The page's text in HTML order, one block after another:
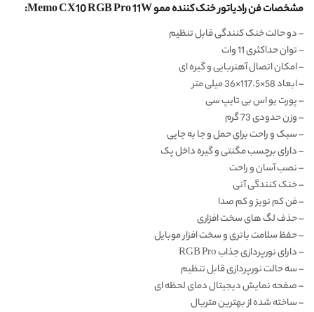
مشخصات فن رادیاتور خنک کننده ممو Memo CX10 RGB Pro 11W:
– دو حالت خنک کنندگی قابل تنظیم
– توان حداکثری 11 وات
– امکان اتصال آهنربایی و گیره ای
– ابعاد 58×117.5×36 میلی متر
– پورت یو اس بی تایپ سی
– وزن حدودی 73 گرم
– سبک و راحت برای حمل و جا به جایی
– دارای برچسب مگنتی و گیره داخل پک
– نصب آسان و راحت
– خنک کنندگی آنی
– فن کم نویز و کم صدا
– حذف لگ های سخت افزاری
– حفظ سلامت باتری و سخت افزار موبایل
– دارای نورپردازی جذاب RGB Pro
– سه حالت نورپردازی قابل تنظیم
– صفحه نمایش دیجیتال دمای لحظه ای
– ساخته شده از بهترین متریال